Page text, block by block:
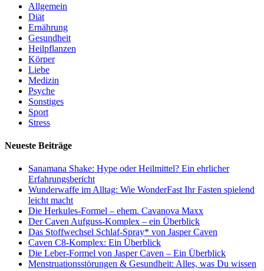
Allgemein
Diät
Ernährung
Gesundheit
Heilpflanzen
Körper
Liebe
Medizin
Psyche
Sonstiges
Sport
Stress
Neueste Beiträge
Sanamana Shake: Hype oder Heilmittel? Ein ehrlicher
Erfahrungsbericht
Wunderwaffe im Alltag: Wie WonderFast Ihr Fasten spielend
leicht macht
Die Herkules-Formel – ehem. Cavanova Maxx
Der Caven Aufguss-Komplex – ein Überblick
Das Stoffwechsel Schlaf-Spray* von Jasper Caven
Caven C8-Komplex: Ein Überblick
Die Leber-Formel von Jasper Caven – Ein Überblick
Menstruationsstörungen & Gesundheit: Alles, was Du wissen